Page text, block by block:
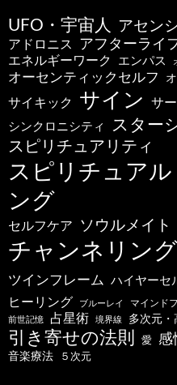
UFO・宇宙人 アセン
アドロニス アフターライ
エネルギーワーク エンパス
オーセンティックセルフ
サイキック サイン サ
シンクロニシティ スター
スピリチュアリティ
スピリチュア
ング
セルフケア ソウルメイト
チャンネリン
ツインフレーム ハイヤーセ
ヒーリング ブルーレイ マインド
前世記憶 占星術 境界線 多次元・
引き寄せの法則 愛 感
音楽療法 ５次元